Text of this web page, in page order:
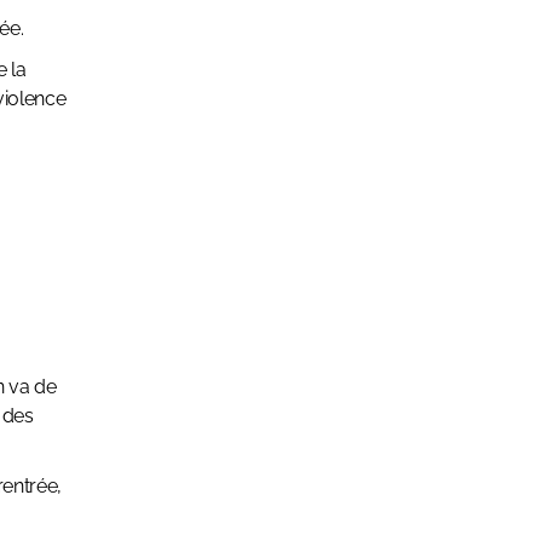
la
va de